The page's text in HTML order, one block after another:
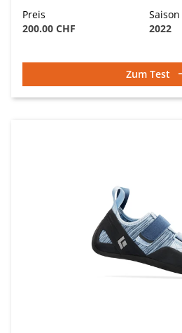
Preis
200.00 CHF
Saison
2022
Zum Test